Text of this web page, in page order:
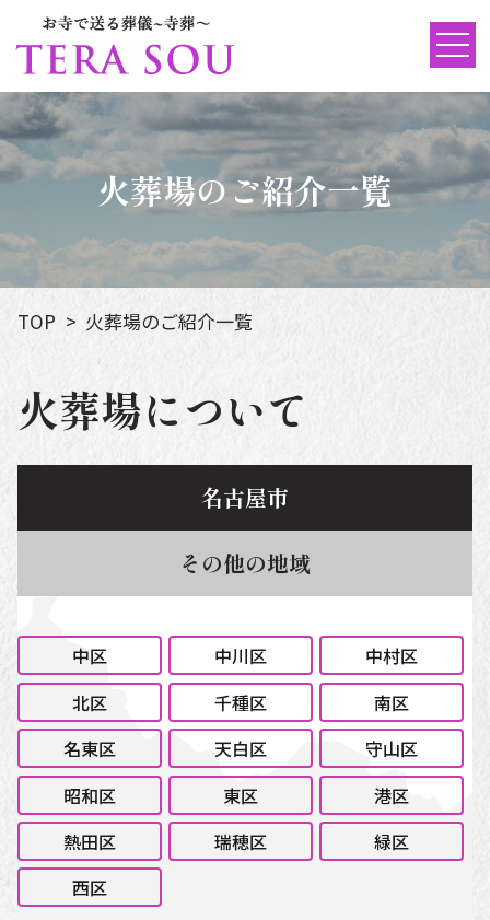
火葬場のご紹介一覧
TOP 火葬場のご紹介一覧
火葬場について
名古屋市
その他の地域
中区 中川区
中村区
北区
千種区
南区
名東区
天白区
守山区
昭和区
東区
港区
熱田区
瑞穂区
緑区
西区